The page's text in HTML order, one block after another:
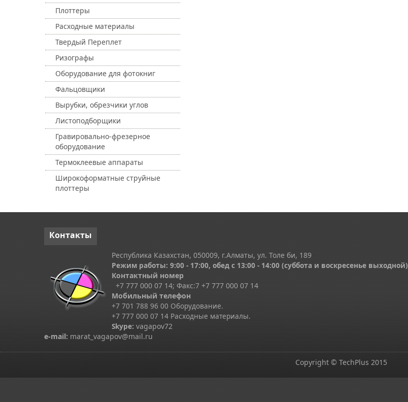
Плоттеры
Расходные материалы
Твердый Переплет
Ризографы
Оборудование для фотокниг
Фальцовщики
Вырубки, обрезчики углов
Листоподборщики
Гравировально-фрезерное
оборудование
Термоклеевые аппараты
Широкоформатные струйные
плоттеры
Контакты
Республика Казахстан, 050009, г.Алматы, ул. Толе би, 189
Режим работы: 9:00 - 17:00, обед с 13:00 - 14:00 (суббота и воскресенье выходной)
Контактный номер
+7 777 000 07 14; Факс:7 +7 777 000 07 14
Мобильный телефон
+7 701 788 96 00 Оборудование.
+7 777 000 07 14 Расходные материалы.
Skype: vagapov72
e-mail: marat_vagapov@mail.ru
Copyright © TechPlus 2015